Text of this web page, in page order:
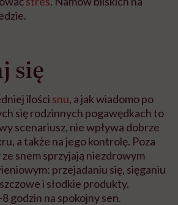
się
ilości snu, a jak wiadomo po
się rodzinnych pogawędkach to
scenariusz, nie wpływa dobrze
a także na jego kontrolę. Poza
snem sprzyjają niezdrowym
przejadaniu się, sięganiu
i słodkie produkty.
godzin na spokojny sen.